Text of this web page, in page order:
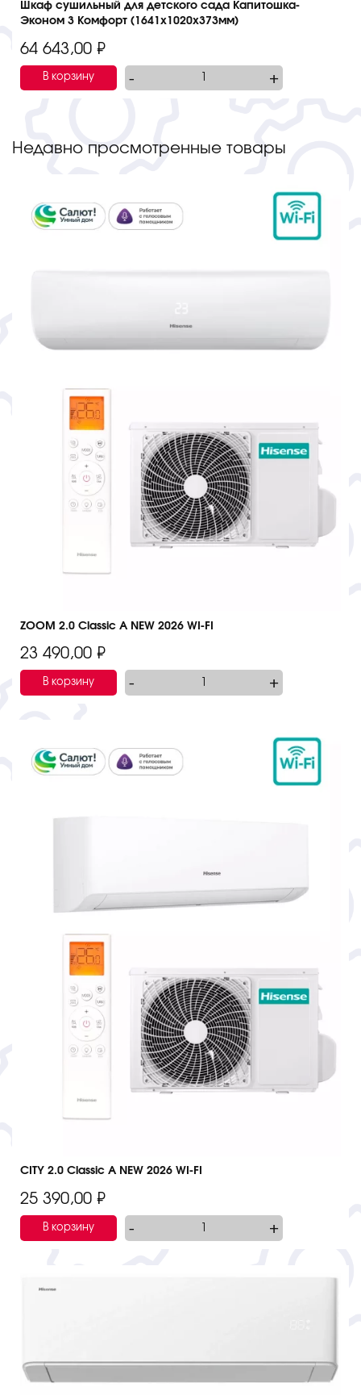
Шкаф сушильный для детского сада Капитошка-
Эконом 3 Комфорт (1641х1020х373мм)
64 643,00 ₽
В корзину +
-
Недавно просмотренные товары
ZOOM 2.0 Classic A NEW 2026 WI-FI
23 490,00 ₽
В корзину +
-
CITY 2.0 Classic A NEW 2026 WI-FI
25 390,00 ₽
В корзину +
-